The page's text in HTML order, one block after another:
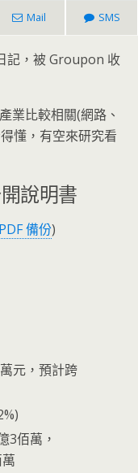
Mail SMS
記，被 Groupon 收
業比較相關(網路、
懂，有空來研究看
說明書
PDF 備份)
元，預計跨
3佰萬，